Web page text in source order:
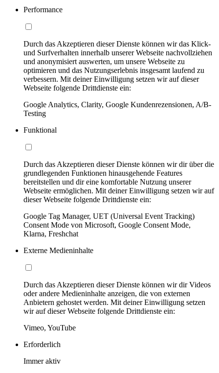
Performance
Durch das Akzeptieren dieser Dienste können wir das Klick-
und Surfverhalten innerhalb unserer Webseite nachvollziehen
und anonymisiert auswerten, um unsere Webseite zu
optimieren und das Nutzungserlebnis insgesamt laufend zu
verbessern. Mit deiner Einwilligung setzen wir auf dieser
Webseite folgende Drittdienste ein:
Google Analytics, Clarity, Google Kundenrezensionen, A/B-
Testing
Funktional
Durch das Akzeptieren dieser Dienste können wir dir über die
grundlegenden Funktionen hinausgehende Features
bereitstellen und dir eine komfortable Nutzung unserer
Webseite ermöglichen. Mit deiner Einwilligung setzen wir auf
dieser Webseite folgende Drittdienste ein:
Google Tag Manager, UET (Universal Event Tracking)
Consent Mode von Microsoft, Google Consent Mode,
Klarna, Freshchat
Externe Medieninhalte
Durch das Akzeptieren dieser Dienste können wir dir Videos
oder andere Medieninhalte anzeigen, die von externen
Anbietern gehostet werden. Mit deiner Einwilligung setzen
wir auf dieser Webseite folgende Drittdienste ein:
Vimeo, YouTube
Erforderlich
Immer aktiv